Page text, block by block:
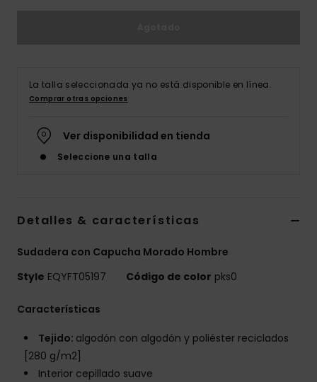
La talla seleccionada ya no está disponible en línea.
Comprar otras opciones
Ver disponibilidad en tienda
Seleccione una talla
Detalles & características
Sudadera con Capucha Morado Hombre
Style EQYFT05197 Código de color pks0
Características
Tejido: algodón con algodón y poliéster reciclados
[280 g/m2]
Interior cepillado suave